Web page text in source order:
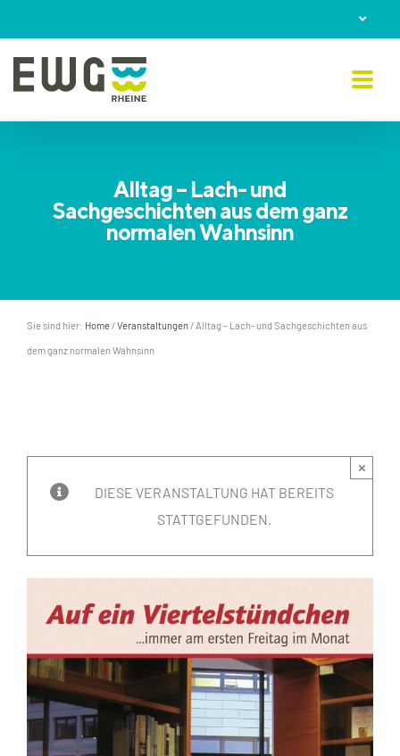
to
content
Alltag – Lach- und
Sachgeschichten aus dem ganz
normalen Wahnsinn
Sie sind hier: Home/Veranstaltungen/ Alltag – Lach- und Sachgeschichten aus
dem ganz normalen Wahnsinn
DIESE VERANSTALTUNG HAT BEREITS
STATTGEFUNDEN.
×